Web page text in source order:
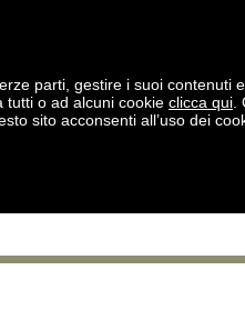
parti, gestire i suoi contenuti
tutti o ad alcuni cookie clicca qui
sito acconsenti all’uso dei